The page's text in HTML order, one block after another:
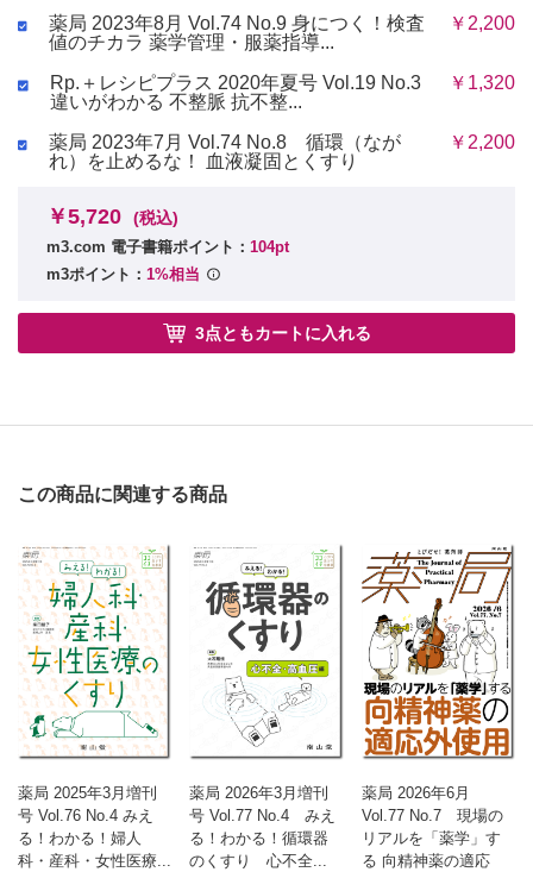
薬局 2023年8月 Vol.74 No.9 身につく！検査
値のチカラ 薬学管理・服薬指導...
￥2,200
Rp.＋レシピプラス 2020年夏号 Vol.19 No.3
違いがわかる 不整脈 抗不整...
￥1,320
薬局 2023年7月 Vol.74 No.8 循環（なが
れ）を止めるな！ 血液凝固とくすり
￥2,200
￥5,720 (税込)
m3.com 電子書籍ポイント： 104pt
m3ポイント： 1%相当
3点ともカートに入れる
この商品に関連する商品
薬局 2025年3月増刊
号 Vol.76 No.4 みえ
る！わかる！婦人
科・産科・女性医療...
薬局 2026年3月増刊
号 Vol.77 No.4 みえ
る！わかる！循環器
のくすり 心不全...
薬局 2026年6月
Vol.77 No.7 現場の
リアルを「薬学」す
る 向精神薬の適応